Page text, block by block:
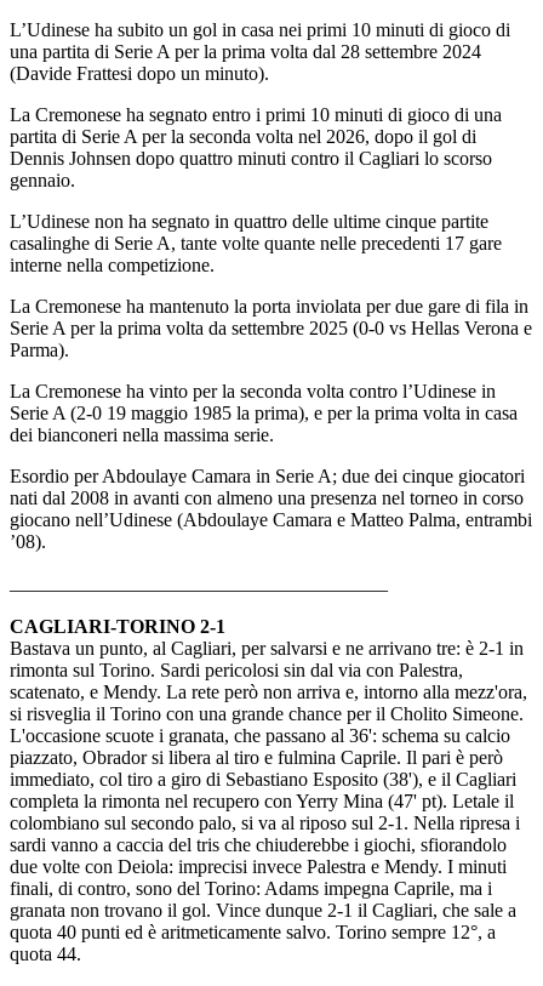
L’Udinese ha subito un gol in casa nei primi 10 minuti di gioco di
una partita di Serie A per la prima volta dal 28 settembre 2024
(Davide Frattesi dopo un minuto).
La Cremonese ha segnato entro i primi 10 minuti di gioco di una
partita di Serie A per la seconda volta nel 2026, dopo il gol di
Dennis Johnsen dopo quattro minuti contro il Cagliari lo scorso
gennaio.
L’Udinese non ha segnato in quattro delle ultime cinque partite
casalinghe di Serie A, tante volte quante nelle precedenti 17 gare
interne nella competizione.
La Cremonese ha mantenuto la porta inviolata per due gare di fila in
Serie A per la prima volta da settembre 2025 (0-0 vs Hellas Verona e
Parma).
La Cremonese ha vinto per la seconda volta contro l’Udinese in
Serie A (2-0 19 maggio 1985 la prima), e per la prima volta in casa
dei bianconeri nella massima serie.
Esordio per Abdoulaye Camara in Serie A; due dei cinque giocatori
nati dal 2008 in avanti con almeno una presenza nel torneo in corso
giocano nell’Udinese (Abdoulaye Camara e Matteo Palma, entrambi
’08).
CAGLIARI-TORINO 2-1
Bastava un punto, al Cagliari, per salvarsi e ne arrivano tre: è 2-1 in
rimonta sul Torino. Sardi pericolosi sin dal via con Palestra,
scatenato, e Mendy. La rete però non arriva e, intorno alla mezz'ora,
si risveglia il Torino con una grande chance per il Cholito Simeone.
L'occasione scuote i granata, che passano al 36': schema su calcio
piazzato, Obrador si libera al tiro e fulmina Caprile. Il pari è però
immediato, col tiro a giro di Sebastiano Esposito (38'), e il Cagliari
completa la rimonta nel recupero con Yerry Mina (47' pt). Letale il
colombiano sul secondo palo, si va al riposo sul 2-1. Nella ripresa i
sardi vanno a caccia del tris che chiuderebbe i giochi, sfiorandolo
due volte con Deiola: imprecisi invece Palestra e Mendy. I minuti
finali, di contro, sono del Torino: Adams impegna Caprile, ma i
granata non trovano il gol. Vince dunque 2-1 il Cagliari, che sale a
quota 40 punti ed è aritmeticamente salvo. Torino sempre 12°, a
quota 44.